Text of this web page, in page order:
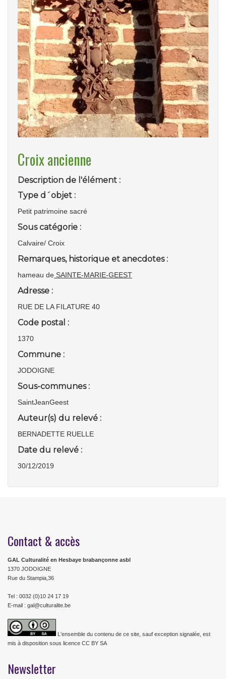
Croix ancienne
Description de l'élément :
Type d´objet :
Petit patrimoine sacré
Sous catégorie :
Calvaire/ Croix
Remarques, historique et anecdotes :
hameau de SAINTE-MARIE-GEEST
Adresse :
RUE DE LA FILATURE 40
Code postal :
1370
Commune :
JODOIGNE
Sous-communes :
SaintJeanGeest
Auteur(s) du relevé :
BERNADETTE RUELLE
Date du relevé :
30/12/2019
Contact & accès
GAL Culturalité en Hesbaye brabançonne asbl
1370 JODOIGNE
Rue du Stampia,36
Tel : 0032 (0)10 24 17 19
E-mail : gal@culturalite.be
L'ensemble du contenu de ce site, sauf exception signalée, est
mis à disposition sous licence CC BY SA
Newsletter